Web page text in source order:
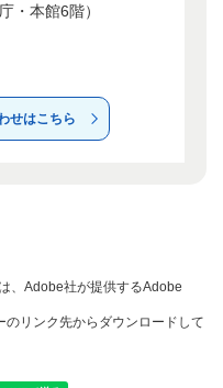
・本館6階）
せはこちら
、Adobe社が提供するAdobe
リンク先からダウンロードして